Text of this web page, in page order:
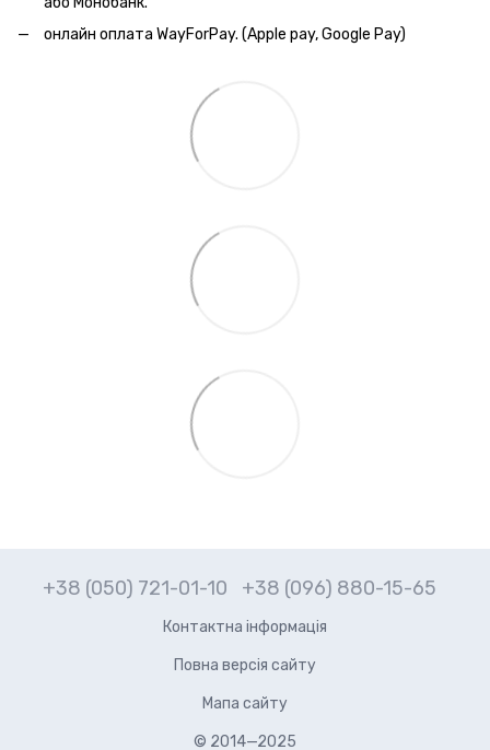
онлайн оплата WayForPay. (Apple pay, Google Pay)
+38 (050) 721-01-10 +38 (096) 880-15-65
Контактна інформація
Повна версія сайту
Мапа сайту
© 2014—2025